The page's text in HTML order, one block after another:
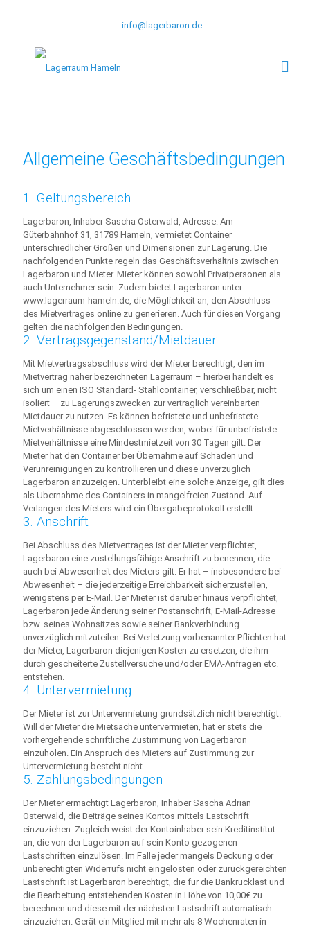
info@lagerbaron.de
Allgemeine Geschäftsbedingungen
1. Geltungsbereich
Lagerbaron, Inhaber Sascha Osterwald, Adresse: Am
Güterbahnhof 31, 31789 Hameln, vermietet Container
unterschiedlicher Größen und Dimensionen zur Lagerung. Die
nachfolgenden Punkte regeln das Geschäftsverhältnis zwischen
Lagerbaron und Mieter. Mieter können sowohl Privatpersonen als
auch Unternehmer sein. Zudem bietet Lagerbaron unter
www.lagerraum-hameln.de, die Möglichkeit an, den Abschluss
des Mietvertrages online zu generieren. Auch für diesen Vorgang
gelten die nachfolgenden Bedingungen.
2. Vertragsgegenstand/Mietdauer
Mit Mietvertragsabschluss wird der Mieter berechtigt, den im
Mietvertrag näher bezeichneten Lagerraum – hierbei handelt es
sich um einen ISO Standard- Stahlcontainer, verschließbar, nicht
isoliert – zu Lagerungszwecken zur vertraglich vereinbarten
Mietdauer zu nutzen. Es können befristete und unbefristete
Mietverhältnisse abgeschlossen werden, wobei für unbefristete
Mietverhältnisse eine Mindestmietzeit von 30 Tagen gilt. Der
Mieter hat den Container bei Übernahme auf Schäden und
Verunreinigungen zu kontrollieren und diese unverzüglich
Lagerbaron anzuzeigen. Unterbleibt eine solche Anzeige, gilt dies
als Übernahme des Containers in mangelfreien Zustand. Auf
Verlangen des Mieters wird ein Übergabeprotokoll erstellt.
3. Anschrift
Bei Abschluss des Mietvertrages ist der Mieter verpflichtet,
Lagerbaron eine zustellungsfähige Anschrift zu benennen, die
auch bei Abwesenheit des Mieters gilt. Er hat – insbesondere bei
Abwesenheit – die jederzeitige Erreichbarkeit sicherzustellen,
wenigstens per E-Mail. Der Mieter ist darüber hinaus verpflichtet,
Lagerbaron jede Änderung seiner Postanschrift, E-Mail-Adresse
bzw. seines Wohnsitzes sowie seiner Bankverbindung
unverzüglich mitzuteilen. Bei Verletzung vorbenannter Pflichten hat
der Mieter, Lagerbaron diejenigen Kosten zu ersetzen, die ihm
durch gescheiterte Zustellversuche und/oder EMA-Anfragen etc.
entstehen.
4. Untervermietung
Der Mieter ist zur Untervermietung grundsätzlich nicht berechtigt.
Will der Mieter die Mietsache untervermieten, hat er stets die
vorhergehende schriftliche Zustimmung von Lagerbaron
einzuholen. Ein Anspruch des Mieters auf Zustimmung zur
Untervermietung besteht nicht.
5. Zahlungsbedingungen
Der Mieter ermächtigt Lagerbaron, Inhaber Sascha Adrian
Osterwald, die Beiträge seines Kontos mittels Lastschrift
einzuziehen. Zugleich weist der Kontoinhaber sein Kreditinstitut
an, die von der Lagerbaron auf sein Konto gezogenen
Lastschriften einzulösen. Im Falle jeder mangels Deckung oder
unberechtigten Widerrufs nicht eingelösten oder zurückgereichten
Lastschrift ist Lagerbaron berechtigt, die für die Bankrücklast und
die Bearbeitung entstehenden Kosten in Höhe von 10,00€ zu
berechnen und diese mit der nächsten Lastschrift automatisch
einzuziehen. Gerät ein Mitglied mit mehr als 8 Wochenraten in